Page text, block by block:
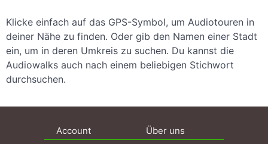
Klicke einfach auf das GPS-Symbol, um Audiotouren in
deiner Nähe zu finden. Oder gib den Namen einer Stadt
ein, um in deren Umkreis zu suchen. Du kannst die
Audiowalks auch nach einem beliebigen Stichwort
durchsuchen.
Account Über uns